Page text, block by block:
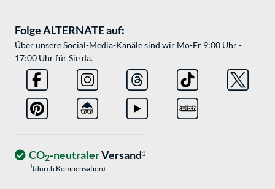
Folge ALTERNATE auf:
Über unsere Social-Media-Kanäle sind wir Mo-Fr 9:00 Uhr -
17:00 Uhr für Sie da.
CO2-neutralerVersand1
1(durch Kompensation)